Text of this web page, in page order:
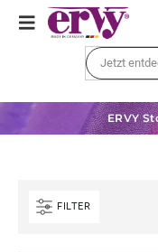
ERVY
FILTER